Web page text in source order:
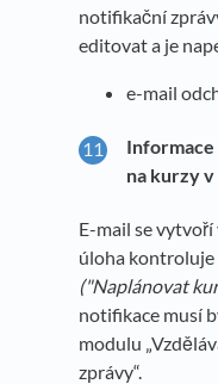
notifikační
editovat a je
e-mail
Informace
na kurzy
E-mail se
úloha kontroluje
("Naplánovat
notifikace musí
modulu
zprávy“.